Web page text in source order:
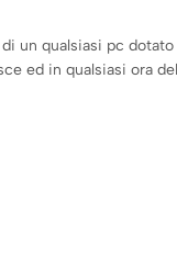
un qualsiasi pc
ed in qualsiasi ora